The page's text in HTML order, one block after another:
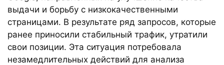
выдачи и борьбу с низкокачественными
страницами. В результате ряд запросов, которые
ранее приносили стабильный трафик, утратили
свои позиции. Эта ситуация потребовала
незамедлительных действий для анализа